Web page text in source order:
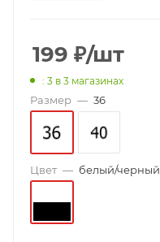
199 ₽/шт
: 3 в 3 магазинах
Размер — 36
Цвет — белый/черный